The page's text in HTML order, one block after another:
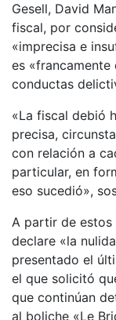
Gesell, David
fiscal, por
«imprecisa e
es
conductas
«La fiscal debió
precisa,
con relación a
particular, en
eso sucedió»,
A partir de estos
declare «la
presentado el
el que solicitó
que continúan
al boliche «Le